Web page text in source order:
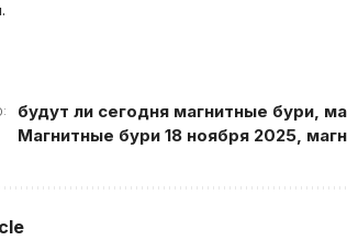
будут ли сегодня магнитные бури
Магнитные бури 18 ноября 2025